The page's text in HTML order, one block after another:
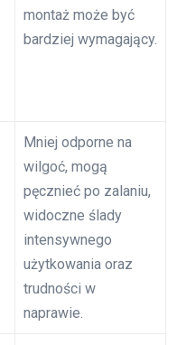
montaż może być
bardziej wymagający.
Mniej odporne na
wilgoć, mogą
pęcznieć po zalaniu,
widoczne ślady
intensywnego
użytkowania oraz
trudności w
naprawie.